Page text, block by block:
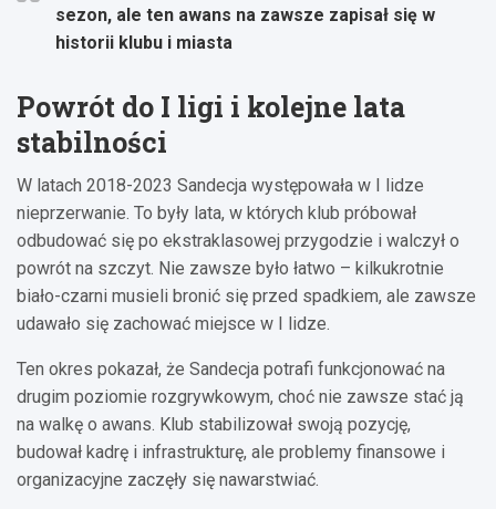
sezon, ale ten awans na zawsze zapisał się w
historii klubu i miasta
Powrót do I ligi i kolejne lata
stabilności
W latach 2018-2023 Sandecja występowała w I lidze
nieprzerwanie. To były lata, w których klub próbował
odbudować się po ekstraklasowej przygodzie i walczył o
powrót na szczyt. Nie zawsze było łatwo – kilkukrotnie
biało-czarni musieli bronić się przed spadkiem, ale zawsze
udawało się zachować miejsce w I lidze.
Ten okres pokazał, że Sandecja potrafi funkcjonować na
drugim poziomie rozgrywkowym, choć nie zawsze stać ją
na walkę o awans. Klub stabilizował swoją pozycję,
budował kadrę i infrastrukturę, ale problemy finansowe i
organizacyjne zaczęły się nawarstwiać.